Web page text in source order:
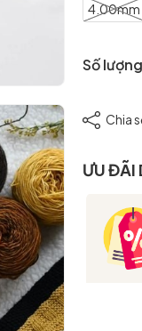
4.00mm
Số
Chia
ƯU ĐÃI